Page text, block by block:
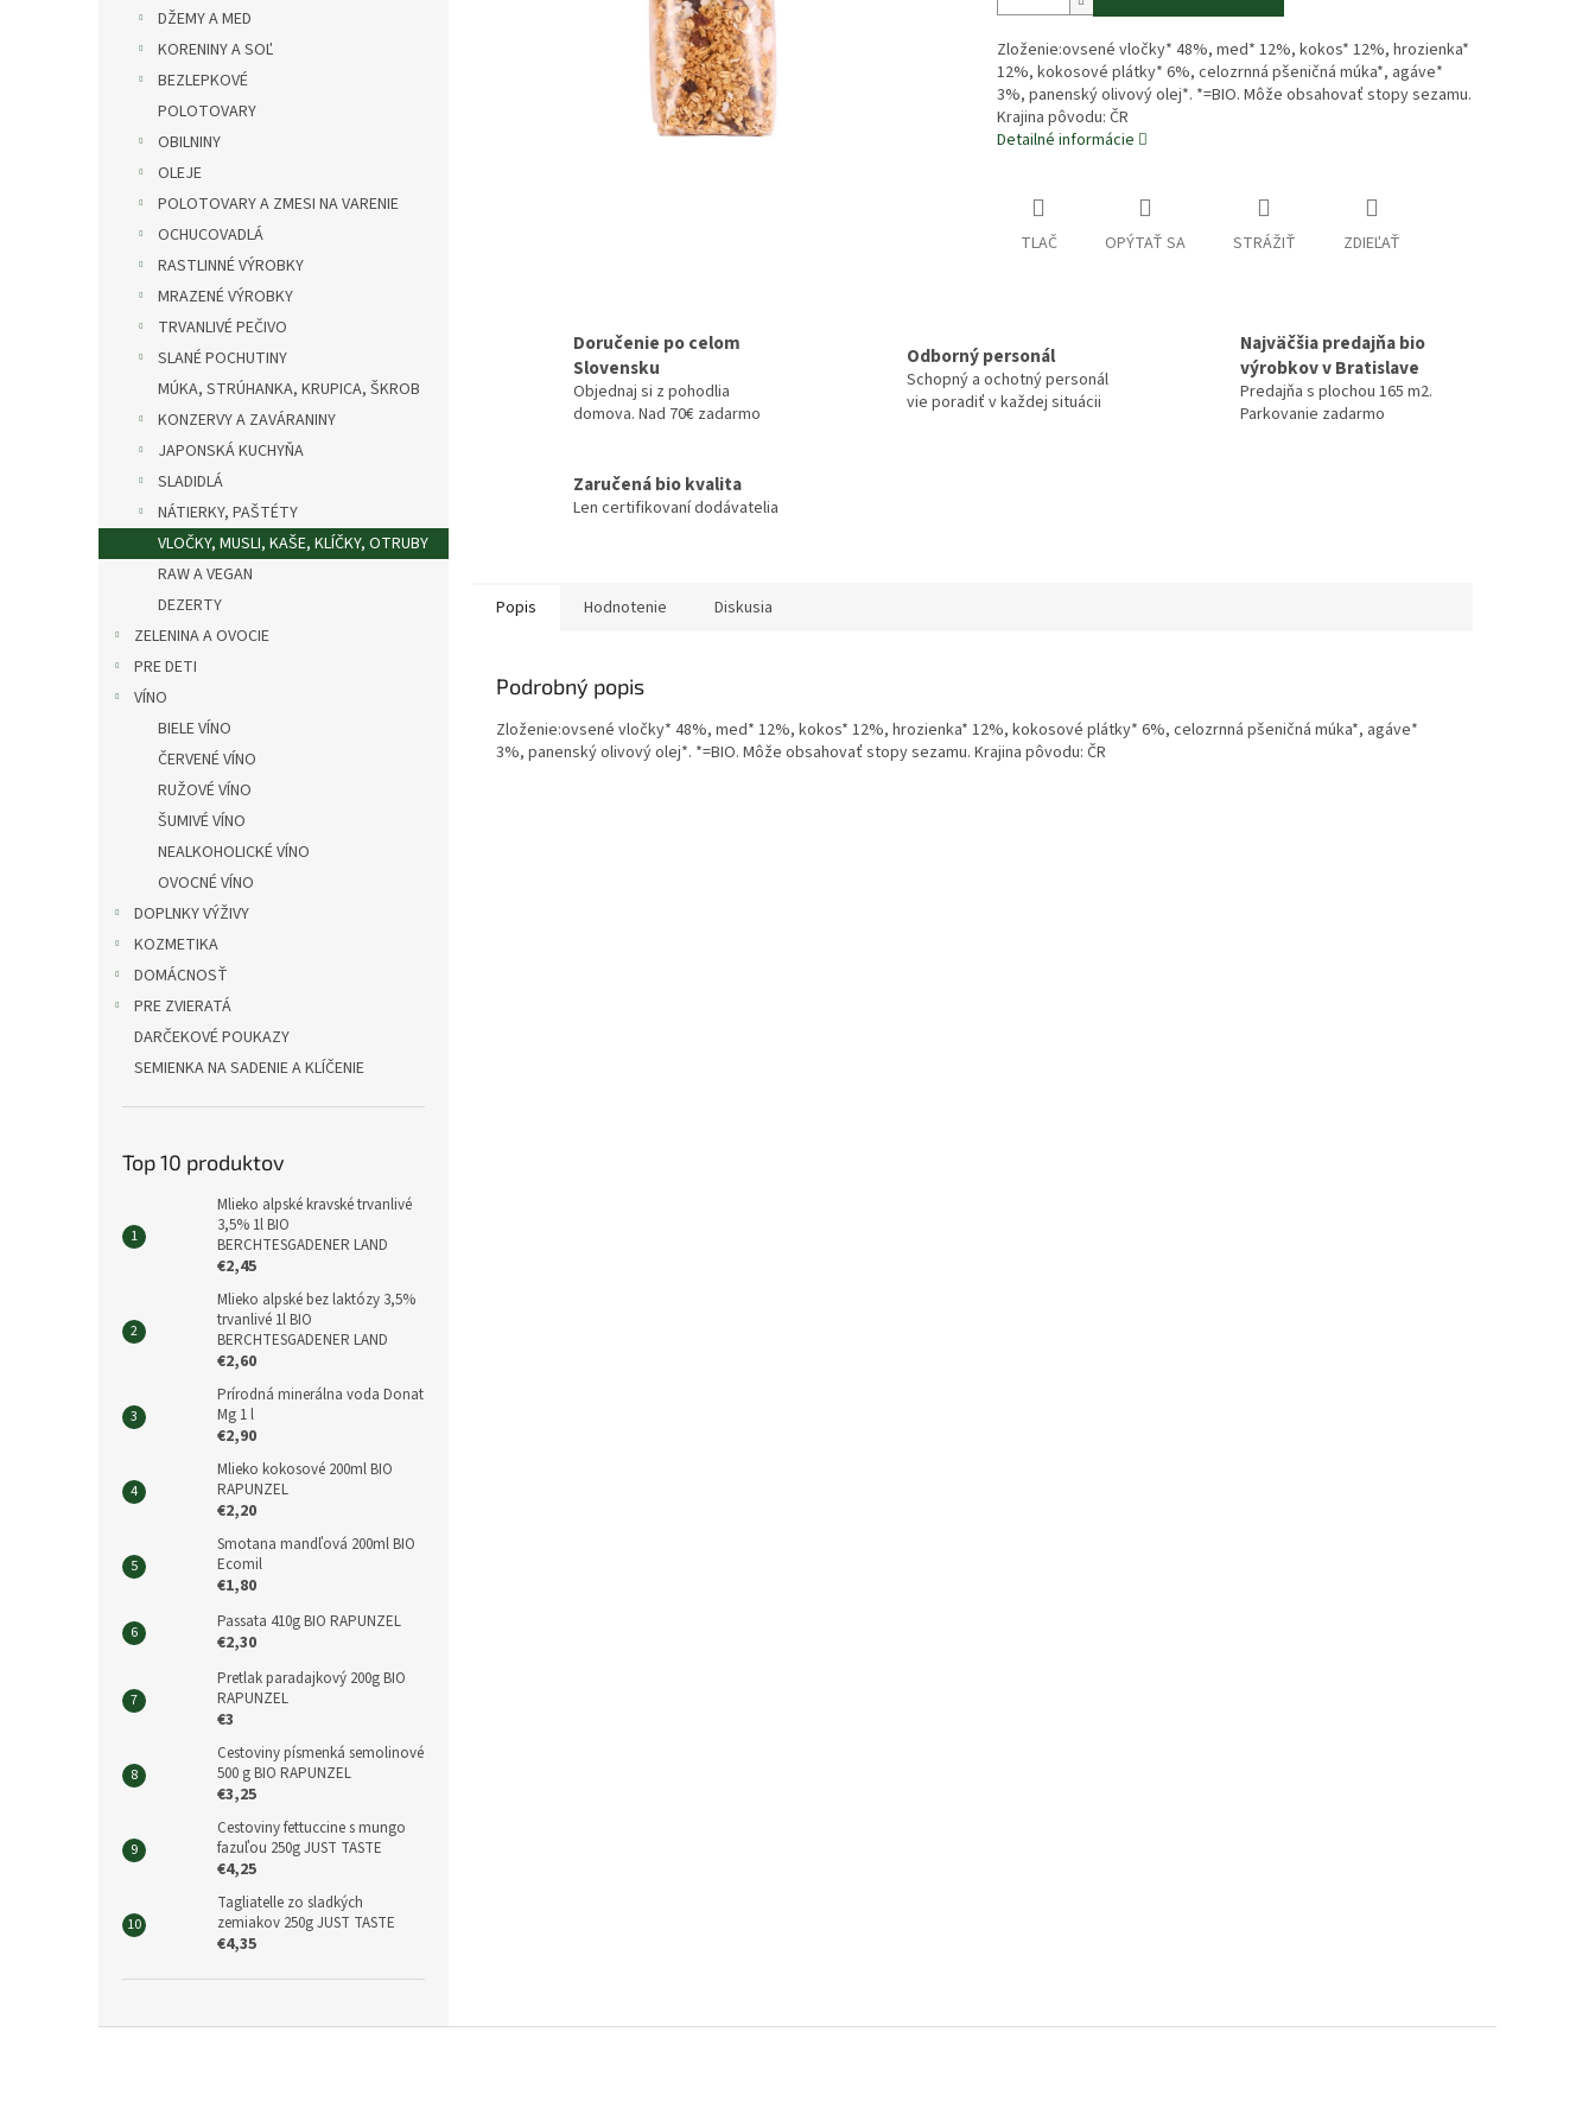
DŽEMY A MED
KORENINY A SOĽ
BEZLEPKOVÉ
POLOTOVARY
OBILNINY
OLEJE
POLOTOVARY A ZMESI NA VARENIE
OCHUCOVADLÁ
RASTLINNÉ VÝROBKY
MRAZENÉ VÝROBKY
TRVANLIVÉ PEČIVO
SLANÉ POCHUTINY
MÚKA, STRÚHANKA, KRUPICA, ŠKROB
KONZERVY A ZAVÁRANINY
JAPONSKÁ KUCHYŇA
SLADIDLÁ
NÁTIERKY, PAŠTÉTY
VLOČKY, MUSLI, KAŠE, KLÍČKY, OTRUBY
RAW A VEGAN
DEZERTY
ZELENINA A OVOCIE
PRE DETI
VÍNO
BIELE VÍNO
ČERVENÉ VÍNO
RUŽOVÉ VÍNO
ŠUMIVÉ VÍNO
NEALKOHOLICKÉ VÍNO
OVOCNÉ VÍNO
DOPLNKY VÝŽIVY
KOZMETIKA
DOMÁCNOSŤ
PRE ZVIERATÁ
DARČEKOVÉ POUKAZY
SEMIENKA NA SADENIE A KLÍČENIE
Top 10 produktov
Mlieko alpské kravské trvanlivé
3,5% 1l BIO
BERCHTESGADENER LAND
€2,45
Mlieko alpské bez laktózy 3,5%
trvanlivé 1l BIO
BERCHTESGADENER LAND
€2,60
Prírodná minerálna voda Donat
Mg 1 l
€2,90
Mlieko kokosové 200ml BIO
RAPUNZEL
€2,20
Smotana mandľová 200ml BIO
Ecomil
€1,80
Passata 410g BIO RAPUNZEL
€2,30
Pretlak paradajkový 200g BIO
RAPUNZEL
€3
Cestoviny písmenká semolinové
500 g BIO RAPUNZEL
€3,25
Cestoviny fettuccine s mungo
fazuľou 250g JUST TASTE
€4,25
Tagliatelle zo sladkých
zemiakov 250g JUST TASTE
€4,35
Zloženie:ovsené vločky* 48%, med* 12%, kokos* 12%, hrozienka*
12%, kokosové plátky* 6%, celozrnná pšeničná múka*, agáve*
3%, panenský olivový olej*. *=BIO. Môže obsahovať stopy sezamu.
Krajina pôvodu: ČR
Detailné informácie
TLAČ OPÝTAŤ SA STRÁŽIŤ ZDIEĽAŤ
Doručenie po celom
Slovensku
Objednaj si z pohodlia
domova. Nad 70€ zadarmo
Odborný personál
Schopný a ochotný personál
vie poradiť v každej situácii
Najväčšia predajňa bio
výrobkov v Bratislave
Predajňa s plochou 165 m2.
Parkovanie zadarmo
Zaručená bio kvalita
Len certifikovaní dodávatelia
Popis Hodnotenie Diskusia
Podrobný popis
Zloženie:ovsené vločky* 48%, med* 12%, kokos* 12%, hrozienka* 12%, kokosové plátky* 6%, celozrnná pšeničná múka*, agáve*
3%, panenský olivový olej*. *=BIO. Môže obsahovať stopy sezamu. Krajina pôvodu: ČR